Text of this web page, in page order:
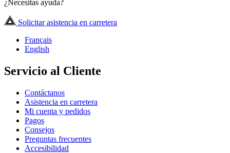
¿Necesitas ayuda?
Solicitar asistencia en carretera
Français
English
Servicio al Cliente
Contáctanos
Asistencia en carretera
Mi cuenta y pedidos
Pagos
Consejos
Preguntas frecuentes
Accesibilidad